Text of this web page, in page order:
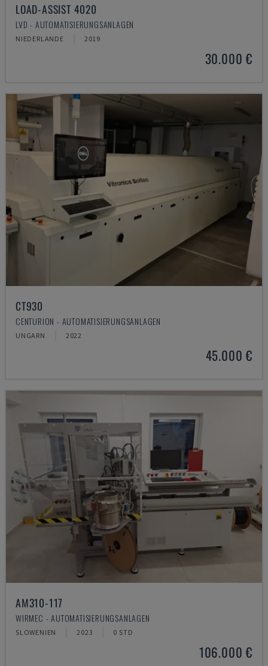
LOAD-ASSIST 4020
LVD - AUTOMATISIERUNGSANLAGEN
NIEDERLANDE 2019
30.000 €
CT930
CENTURION - AUTOMATISIERUNGSANLAGEN
UNGARN 2022
45.000 €
AM310-117
WIRMEC - AUTOMATISIERUNGSANLAGEN
SLOWENIEN 2023 0 STD
106.000 €